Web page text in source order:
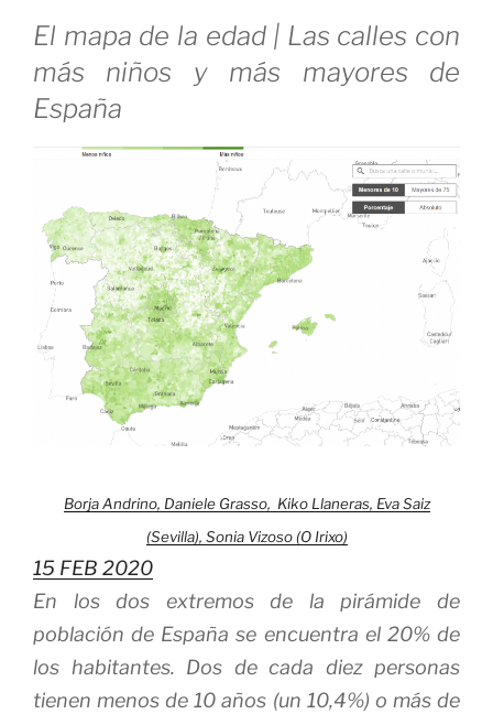
son
«rebeldes
privilegiados»»»
El mapa de la edad | Las calles con
más niños y más mayores de
España
Borja Andrino, Daniele Grasso, Kiko Llaneras, Eva Saiz
(Sevilla), Sonia Vizoso (O Irixo)
15 FEB 2020
En los dos extremos de la pirámide de
población de España se encuentra el 20% de
los habitantes. Dos de cada diez personas
tienen menos de 10 años (un 10,4%) o más de